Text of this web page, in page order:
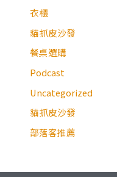
衣櫃
貓抓皮沙發
餐桌選購
Podcast
Uncategorized
貓抓皮沙發
部落客推薦